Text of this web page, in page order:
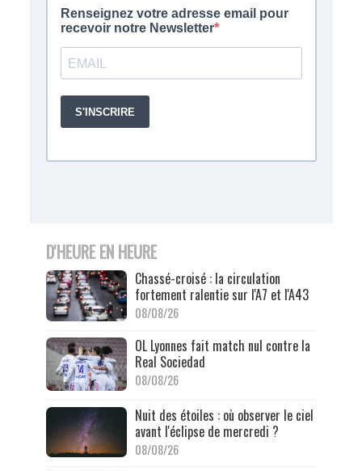
D'HEURE EN HEURE
Chassé-croisé : la circulation
fortement ralentie sur l'A7 et l'A43
08/08/26
OL Lyonnes fait match nul contre la
Real Sociedad
08/08/26
Nuit des étoiles : où observer le ciel
avant l'éclipse de mercredi ?
08/08/26